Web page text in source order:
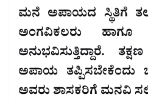
ಮನೆ ಅಪಾಯದ ಸ್ಥಿತಿಗೆ
ಅಂಗವಿಕಲರು ಹಾಗೂ
ಅನುಭವಿಸುತ್ತಿದ್ದಾರೆ.
ಅಪಾಯ
ಅವರು ಶಾಸಕರಿಗೆ ಮನವಿ